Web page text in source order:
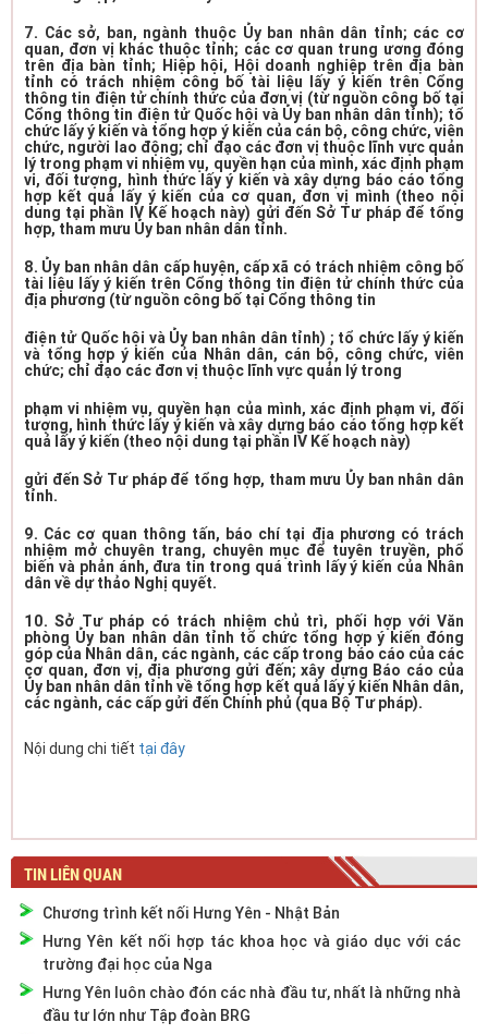
7. Các sở, ban, ngành thuộc Ủy ban nhân dân tỉnh; các cơ
quan, đơn vị khác thuộc tỉnh; các cơ quan trung ương đóng
trên địa bàn tỉnh; Hiệp hội, Hội doanh nghiệp trên địa bàn
tỉnh có trách nhiệm công bố tài liệu lấy ý kiến trên Cổng
thông tin điện tử chính thức của đơn vị (từ nguồn công bố tại
Cổng thông tin điện tử Quốc hội và Ủy ban nhân dân tỉnh); tổ
chức lấy ý kiến và tổng hợp ý kiến của cán bộ, công chức, viên
chức, người lao động; chỉ đạo các đơn vị thuộc lĩnh vực quản
lý trong phạm vi nhiệm vụ, quyền hạn của mình, xác định phạm
vi, đối tượng, hình thức lấy ý kiến và xây dựng báo cáo tổng
hợp kết quả lấy ý kiến của cơ quan, đơn vị mình (theo nội
dung tại phần IV Kế hoạch này) gửi đến Sở Tư pháp để tổng
hợp, tham mưu Ủy ban nhân dân tỉnh.
8. Ủy ban nhân dân cấp huyện, cấp xã có trách nhiệm công bố
tài liệu lấy ý kiến trên Cổng thông tin điện tử chính thức của
địa phương (từ nguồn công bố tại Cổng thông tin
điện tử Quốc hội và Ủy ban nhân dân tỉnh) ; tổ chức lấy ý kiến
và tổng hợp ý kiến của Nhân dân, cán bộ, công chức, viên
chức; chỉ đạo các đơn vị thuộc lĩnh vực quản lý trong
phạm vi nhiệm vụ, quyền hạn của mình, xác định phạm vi, đối
tượng, hình thức lấy ý kiến và xây dựng báo cáo tổng hợp kết
quả lấy ý kiến (theo nội dung tại phần IV Kế hoạch này)
gửi đến Sở Tư pháp để tổng hợp, tham mưu Ủy ban nhân dân
tỉnh.
9. Các cơ quan thông tấn, báo chí tại địa phương có trách
nhiệm mở chuyên trang, chuyên mục để tuyên truyền, phổ
biến và phản ánh, đưa tin trong quá trình lấy ý kiến của Nhân
dân về dự thảo Nghị quyết.
10. Sở Tư pháp có trách nhiệm chủ trì, phối hợp với Văn
phòng Ủy ban nhân dân tỉnh tổ chức tổng hợp ý kiến đóng
góp của Nhân dân, các ngành, các cấp trong báo cáo của các
cơ quan, đơn vị, địa phương gửi đến; xây dựng Báo cáo của
Ủy ban nhân dân tỉnh về tổng hợp kết quả lấy ý kiến Nhân dân,
các ngành, các cấp gửi đến Chính phủ (qua Bộ Tư pháp).
Nội dung chi tiết tại đây
TIN LIÊN QUAN
Chương trình kết nối Hưng Yên - Nhật Bản
Hưng Yên kết nối hợp tác khoa học và giáo dục với các
trường đại học của Nga
Hưng Yên luôn chào đón các nhà đầu tư, nhất là những nhà
đầu tư lớn như Tập đoàn BRG